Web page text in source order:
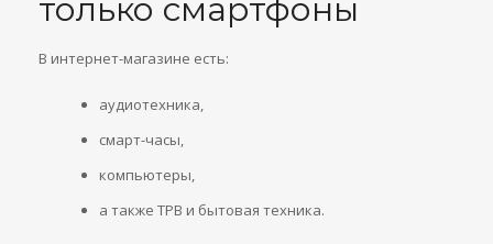
только смартфоны
В интернет-магазине есть:
аудиотехника,
смарт-часы,
компьютеры,
а также ТРВ и бытовая техника.